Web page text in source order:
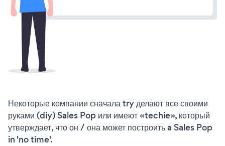
Некоторые компании сначала try делают все своими
руками (diy) Sales Pop или имеют «techie», который
утверждает, что он / она может построить a Sales Pop
in 'no time'.